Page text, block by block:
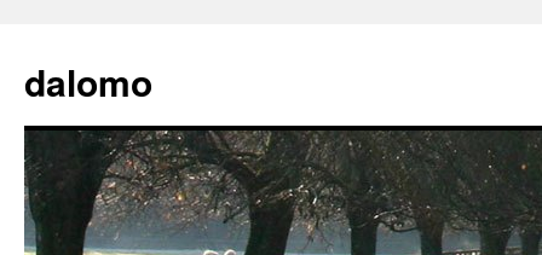
テ
ン
ス
キ
ッ
プ
dalomo